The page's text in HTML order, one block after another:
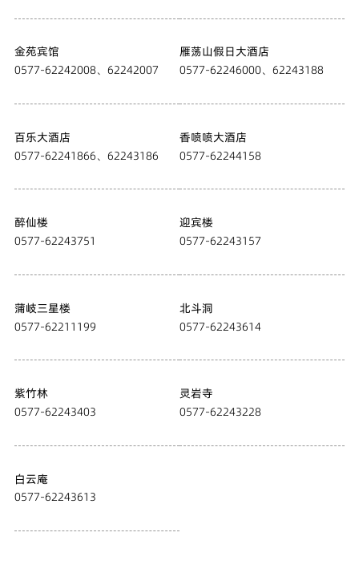
金苑宾馆
0577-62242008、62242007
雁荡山假日大酒店
0577-62246000、62243188
百乐大酒店
0577-62241866、62243186
香喷喷大酒店
0577-62244158
醉仙楼
0577-62243751
迎宾楼
0577-62243157
蒲岐三星楼
0577-62211199
北斗洞
0577-62243614
紫竹林
0577-62243403
灵岩寺
0577-62243228
白云庵
0577-62243613